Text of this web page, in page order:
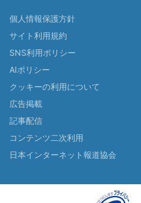
個人情報保護方針
サイト利用規約
SNS利用ポリシー
AIポリシー
クッキーの利用について
広告掲載
記事配信
コンテンツ二次利用
日本インターネット報道協会